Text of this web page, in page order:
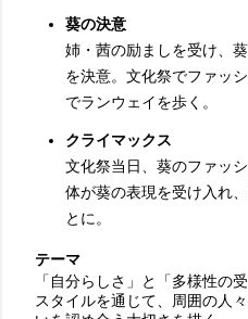
葵の決意
姉・茜の励ましを受け、
を決意。文化祭でファッ
でランウェイを歩く。
クライマックス
文化祭当日、葵のファッ
体が葵の表現を受け入れ
とに。
テーマ
「自分らしさ」と「多様性の
スタイルを通じて、周囲の人